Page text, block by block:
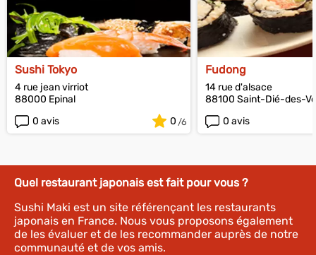
Sushi Tokyo
4 rue jean virriot
88000 Epinal
0 avis
0
Fudong
14 rue d'alsace
88100 Saint-Dié-des-
0 avis
Quel restaurant japonais est fait pour vous ?
Sushi Maki est un site référençant les restaurants
japonais en France. Nous vous proposons également
de les évaluer et de les recommander auprès de notre
communauté et de vos amis.